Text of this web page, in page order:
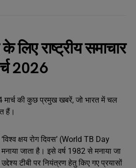
राष्ट्रीय समाचार
2026
की कुछ प्रमुख खबरें, जो भारत में चल
हैं।
‘विश्व क्षय रोग दिवस’ (World TB Day
जाता है। इसे वर्ष 1982 से मनाया जा
टीबी पर नियंत्रण हेतु किए गए प्रयासों